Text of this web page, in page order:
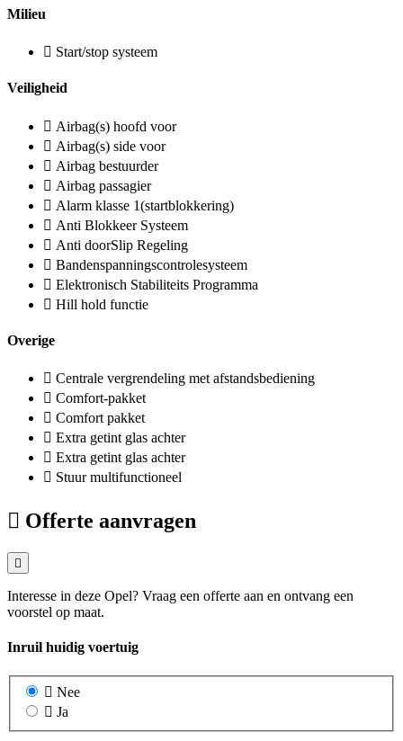
Milieu
Start/stop systeem
Veiligheid
Airbag(s) hoofd voor
Airbag(s) side voor
Airbag bestuurder
Airbag passagier
Alarm klasse 1(startblokkering)
Anti Blokkeer Systeem
Anti doorSlip Regeling
Bandenspanningscontrolesysteem
Elektronisch Stabiliteits Programma
Hill hold functie
Overige
Centrale vergrendeling met afstandsbediening
Comfort-pakket
Comfort pakket
Extra getint glas achter
Extra getint glas achter
Stuur multifunctioneel
Offerte aanvragen
Interesse in deze Opel? Vraag een offerte aan en ontvang een
voorstel op maat.
Inruil huidig voertuig
Nee
Ja